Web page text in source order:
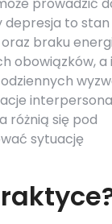
depresja to stan
braku
obowiązków, a
różnią się pod
sytuację